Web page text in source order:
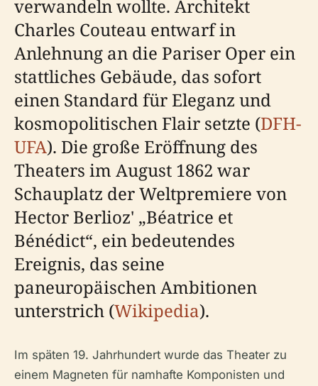
verwandeln wollte. Architekt
Charles Couteau entwarf in
Anlehnung an die Pariser Oper ein
stattliches Gebäude, das sofort
einen Standard für Eleganz und
kosmopolitischen Flair setzte (DFH-
UFA). Die große Eröffnung des
Theaters im August 1862 war
Schauplatz der Weltpremiere von
Hector Berlioz' „Béatrice et
Bénédict“, ein bedeutendes
Ereignis, das seine
paneuropäischen Ambitionen
unterstrich (Wikipedia).
Im späten 19. Jahrhundert wurde das Theater zu
einem Magneten für namhafte Komponisten und